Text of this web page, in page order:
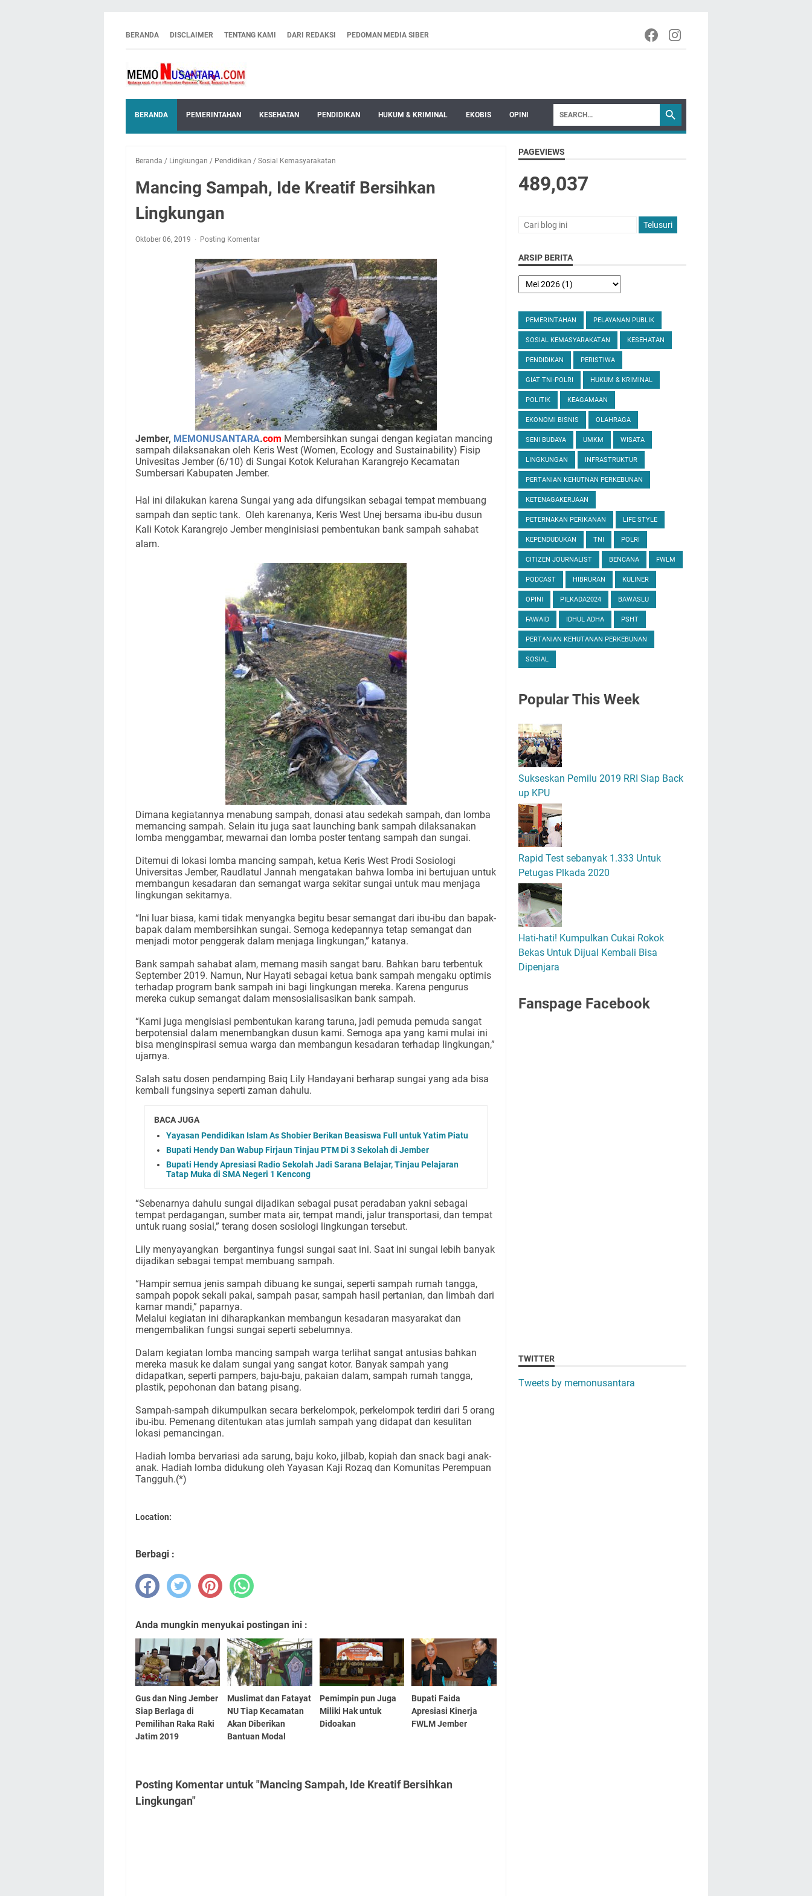
BERANDA DISCLAIMER TENTANG KAMI DARI REDAKSI PEDOMAN MEDIA SIBER
BERANDA PEMERINTAHAN KESEHATAN PENDIDIKAN HUKUM & KRIMINAL EKOBIS OPINI
Beranda / Lingkungan / Pendidikan / Sosial Kemasyarakatan
Mancing Sampah, Ide Kreatif Bersihkan
Lingkungan
Oktober 06, 2019 Posting Komentar
Jember, MEMONUSANTARA.com Membersihkan sungai dengan kegiatan mancing
sampah dilaksanakan oleh Keris West (Women, Ecology and Sustainability) Fisip
Univesitas Jember (6/10) di Sungai Kotok Kelurahan Karangrejo Kecamatan
Sumbersari Kabupaten Jember.
Hal ini dilakukan karena Sungai yang ada difungsikan sebagai tempat membuang
sampah dan septic tank. Oleh karenanya, Keris West Unej bersama ibu-ibu dusun
Kali Kotok Karangrejo Jember menginisiasi pembentukan bank sampah sahabat
alam.
Dimana kegiatannya menabung sampah, donasi atau sedekah sampah, dan lomba
memancing sampah. Selain itu juga saat launching bank sampah dilaksanakan
lomba menggambar, mewarnai dan lomba poster tentang sampah dan sungai.
Ditemui di lokasi lomba mancing sampah, ketua Keris West Prodi Sosiologi
Universitas Jember, Raudlatul Jannah mengatakan bahwa lomba ini bertujuan untuk
membangun kesadaran dan semangat warga sekitar sungai untuk mau menjaga
lingkungan sekitarnya.
“Ini luar biasa, kami tidak menyangka begitu besar semangat dari ibu-ibu dan bapak-
bapak dalam membersihkan sungai. Semoga kedepannya tetap semangat dan
menjadi motor penggerak dalam menjaga lingkungan,” katanya.
Bank sampah sahabat alam, memang masih sangat baru. Bahkan baru terbentuk
September 2019. Namun, Nur Hayati sebagai ketua bank sampah mengaku optimis
terhadap program bank sampah ini bagi lingkungan mereka. Karena pengurus
mereka cukup semangat dalam mensosialisasikan bank sampah.
“Kami juga mengisiasi pembentukan karang taruna, jadi pemuda pemuda sangat
berpotensial dalam menembangkan dusun kami. Semoga apa yang kami mulai ini
bisa menginspirasi semua warga dan membangun kesadaran terhadap lingkungan,”
ujarnya.
Salah satu dosen pendamping Baiq Lily Handayani berharap sungai yang ada bisa
kembali fungsinya seperti zaman dahulu.
BACA JUGA
Yayasan Pendidikan Islam As Shobier Berikan Beasiswa Full untuk Yatim Piatu
Bupati Hendy Dan Wabup Firjaun Tinjau PTM Di 3 Sekolah di Jember
Bupati Hendy Apresiasi Radio Sekolah Jadi Sarana Belajar, Tinjau Pelajaran
Tatap Muka di SMA Negeri 1 Kencong
“Sebenarnya dahulu sungai dijadikan sebagai pusat peradaban yakni sebagai
tempat perdagangan, sumber mata air, tempat mandi, jalur transportasi, dan tempat
untuk ruang sosial,” terang dosen sosiologi lingkungan tersebut.
Lily menyayangkan bergantinya fungsi sungai saat ini. Saat ini sungai lebih banyak
dijadikan sebagai tempat membuang sampah.
“Hampir semua jenis sampah dibuang ke sungai, seperti sampah rumah tangga,
sampah popok sekali pakai, sampah pasar, sampah hasil pertanian, dan limbah dari
kamar mandi,” paparnya.
Melalui kegiatan ini diharapkankan membangun kesadaran masyarakat dan
mengembalikan fungsi sungai seperti sebelumnya.
Dalam kegiatan lomba mancing sampah warga terlihat sangat antusias bahkan
mereka masuk ke dalam sungai yang sangat kotor. Banyak sampah yang
didapatkan, seperti pampers, baju-baju, pakaian dalam, sampah rumah tangga,
plastik, pepohonan dan batang pisang.
Sampah-sampah dikumpulkan secara berkelompok, perkelompok terdiri dari 5 orang
ibu-ibu. Pemenang ditentukan atas jumlah sampah yang didapat dan kesulitan
lokasi pemancingan.
Hadiah lomba bervariasi ada sarung, baju koko, jilbab, kopiah dan snack bagi anak-
anak. Hadiah lomba didukung oleh Yayasan Kaji Rozaq dan Komunitas Perempuan
Tangguh.(*)
Location:
Berbagi :
Anda mungkin menyukai postingan ini :
Gus dan Ning Jember
Siap Berlaga di
Pemilihan Raka Raki
Jatim 2019
Muslimat dan Fatayat
NU Tiap Kecamatan
Akan Diberikan
Bantuan Modal
Pemimpin pun Juga
Miliki Hak untuk
Didoakan
Bupati Faida
Apresiasi Kinerja
FWLM Jember
Posting Komentar untuk "Mancing Sampah, Ide Kreatif Bersihkan
Lingkungan"
PAGEVIEWS
489,037
ARSIP BERITA
PEMERINTAHAN PELAYANAN PUBLIK
SOSIAL KEMASYARAKATAN KESEHATAN
PENDIDIKAN PERISTIWA
GIAT TNI-POLRI HUKUM & KRIMINAL
POLITIK KEAGAMAAN
EKONOMI BISNIS OLAHRAGA
SENI BUDAYA UMKM WISATA
LINGKUNGAN INFRASTRUKTUR
PERTANIAN KEHUTNAN PERKEBUNAN
KETENAGAKERJAAN
PETERNAKAN PERIKANAN LIFE STYLE
KEPENDUDUKAN TNI POLRI
CITIZEN JOURNALIST BENCANA FWLM
PODCAST HIBRURAN KULINER
OPINI PILKADA2024 BAWASLU
FAWAID IDHUL ADHA PSHT
PERTANIAN KEHUTANAN PERKEBUNAN
SOSIAL
PopularThis Week
Sukseskan Pemilu 2019 RRI Siap Back
up KPU
Rapid Test sebanyak 1.333 Untuk
Petugas Plkada 2020
Hati-hati! Kumpulkan Cukai Rokok
Bekas Untuk Dijual Kembali Bisa
Dipenjara
Fanspage Facebook
TWITTER
Tweets by memonusantara